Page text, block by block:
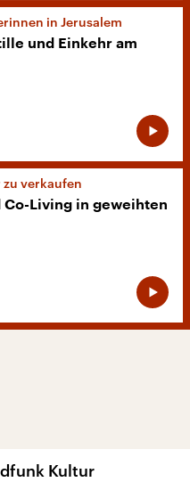
in Jerusalem
und Einkehr am
zu verkaufen
Co-Living in geweihten
Kultur